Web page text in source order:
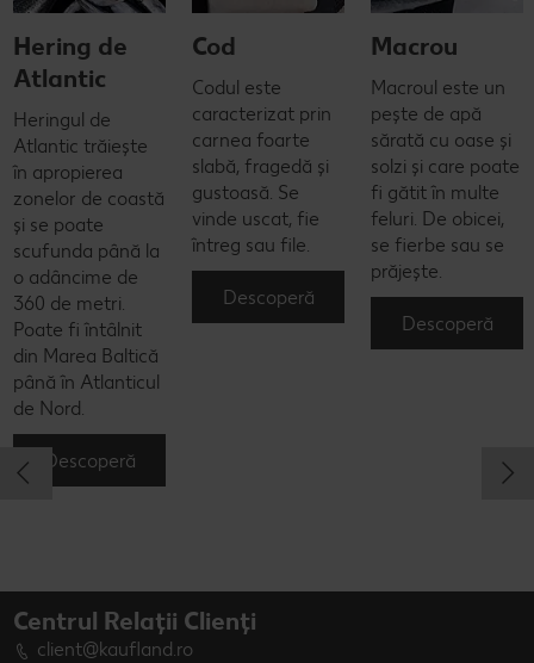
Hering de
Atlantic
Heringul de
Atlantic trăiește
în apropierea
zonelor de coastă
și se poate
scufunda până la
o adâncime de
360 de metri.
Poate fi întâlnit
din Marea Baltică
până în Atlanticul
de Nord.
Descoperă
Cod
Codul este
caracterizat prin
carnea foarte
slabă, fragedă și
gustoasă. Se
vinde uscat, fie
întreg sau file.
Descoperă
Macrou
Macroul este un
pește de apă
sărată cu oase și
solzi și care poate
fi gătit în multe
feluri. De obicei,
se fierbe sau se
prăjește.
Descoperă
Centrul Relații Clienți
client@kaufland.ro